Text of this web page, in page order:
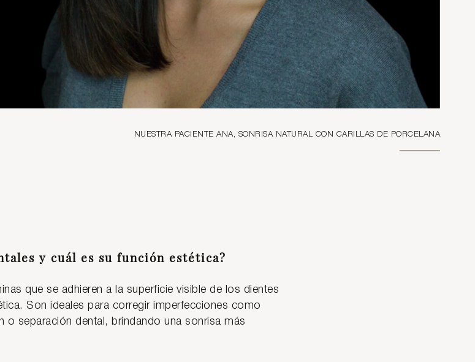
NUESTRA PACIENTE ANA, SONRISA NATURAL CON CARILLAS DE PORCELANA
y cuál es su función estética?
que se adhieren a la superficie visible de los dientes
Son ideales para corregir imperfecciones como
o separación dental, brindando una sonrisa más